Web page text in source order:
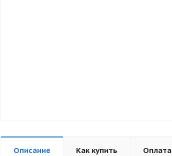
Описание Как купить Оплата